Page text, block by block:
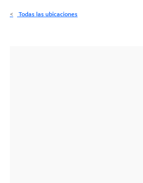
Todas las ubicaciones